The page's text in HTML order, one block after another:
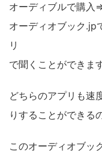
オーディブルで購入
オーディオブック
リ
で聞くことができます
どちらのアプリも速
りすることができる
このオーディオブッ